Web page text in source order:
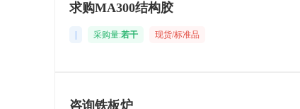
求购MA300结构胶
采购量:若干 现货/标准品
咨询铁板炉